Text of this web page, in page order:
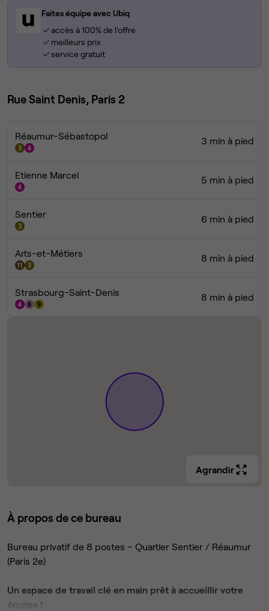
Faites équipe avec Ubiq
accès à 100% de l'offre
meilleurs prix
service gratuit
Rue Saint Denis, Paris 2
Réaumur-Sébastopol 3 min à pied
Etienne Marcel 5 min à pied
Sentier 6 min à pied
Arts-et-Métiers 8 min à pied
Strasbourg-Saint-Denis 8 min à pied
Agrandir
À propos de ce bureau
Bureau privatif de 8 postes – Quartier Sentier / Réaumur
(Paris 2e)
Un espace de travail clé en main prêt à accueillir votre
équipe !